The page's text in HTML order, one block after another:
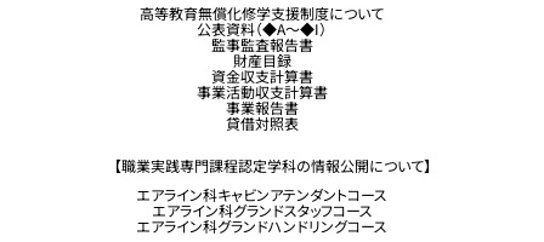
高等教育無償化修学支援制度について
公表資料（◆A～◆I）
監事監査報告書
財産目録
資金収支計算書
事業活動収支計算書
事業報告書
貸借対照表
【職業実践専門課程認定学科の情報公開について】
エアライン科キャビンアテンダントコース
エアライン科グランドスタッフコース
エアライン科グランドハンドリングコース